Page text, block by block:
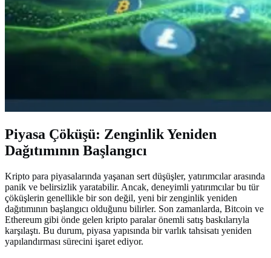
Piyasa Çöküşü: Zenginlik Yeniden
Dağıtımının Başlangıcı
Kripto para piyasalarında yaşanan sert düşüşler, yatırımcılar arasında
panik ve belirsizlik yaratabilir. Ancak, deneyimli yatırımcılar bu tür
çöküşlerin genellikle bir son değil, yeni bir zenginlik yeniden
dağıtımının başlangıcı olduğunu bilirler. Son zamanlarda, Bitcoin ve
Ethereum gibi önde gelen kripto paralar önemli satış baskılarıyla
karşılaştı. Bu durum, piyasa yapısında bir varlık tahsisatı yeniden
yapılandırması sürecini işaret ediyor.